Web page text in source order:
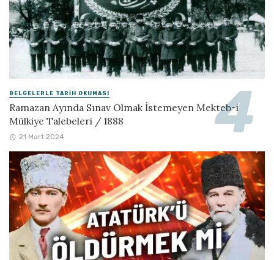
BELGELERLE TARIH OKUMASI
Ramazan Ayında Sınav Olmak İstemeyen Mekteb-i
Mülkiye Talebeleri / 1888
21 Mart 2024